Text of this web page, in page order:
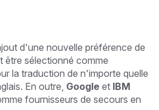
d'une nouvelle préférence de
être sélectionné comme
la traduction de n'importe quelle
En outre, Google et IBM
fournisseurs de secours en